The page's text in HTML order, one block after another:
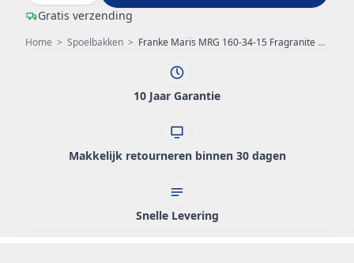
Home > Spoelbakken > Franke Maris MRG 160-34-15 Fragranite black edition mat zwarte spoelbak onderbouw grote Bak Links
Gratis verzending
10 Jaar Garantie
Makkelijk retourneren binnen 30 dagen
Snelle Levering